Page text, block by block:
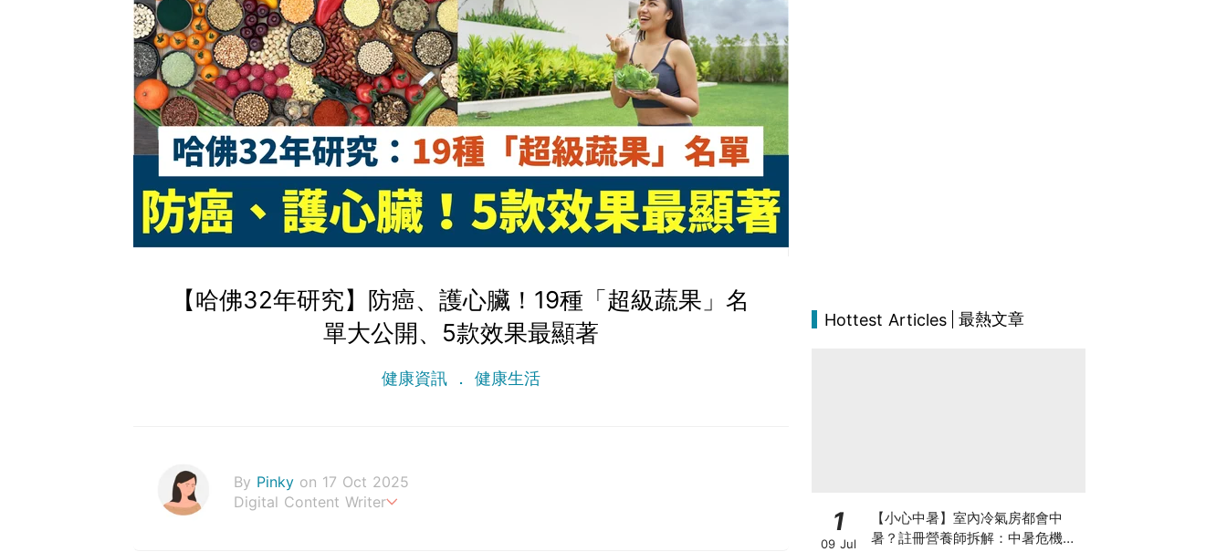
【哈佛32年研究】防癌、護心臟！19種「超級蔬果」名
單大公開、5款效果最顯著
健康資訊 健康生活
By Pinky on 17 Oct 2025
Digital Content Writer
Hottest Articles 最熱文章
1
09 Jul
【小心中暑】室內冷氣房都會中
暑？註冊營養師拆解：中暑危機及